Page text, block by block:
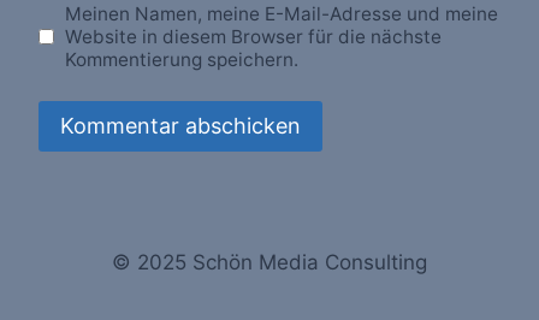
Meinen Namen, meine E-Mail-Adresse und meine
Website in diesem Browser für die nächste
Kommentierung speichern.
© 2025 Schön Media Consulting